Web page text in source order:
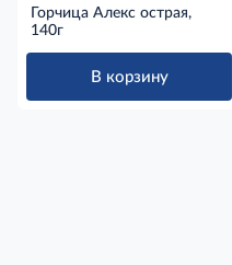
Горчица Алекс острая,
140г
В корзину